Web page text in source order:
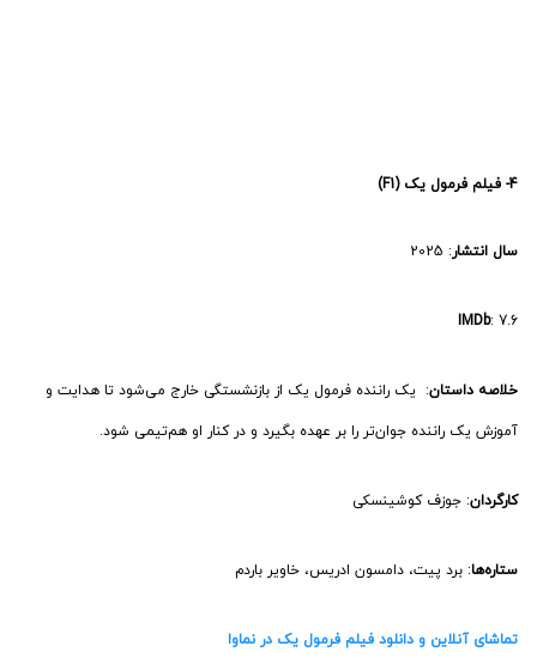
آموزش یک راننده جوان‌تر را بر عهده بگیرد و در کنار او هم‌تیمی شود.